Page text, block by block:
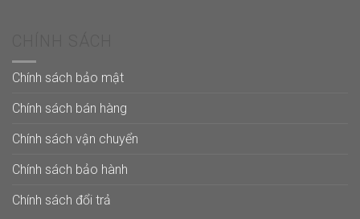
Chính sách bảo mật
Chính sách bán hàng
Chính sách vận chuyển
Chính sách bảo hành
Chính sách đổi trả